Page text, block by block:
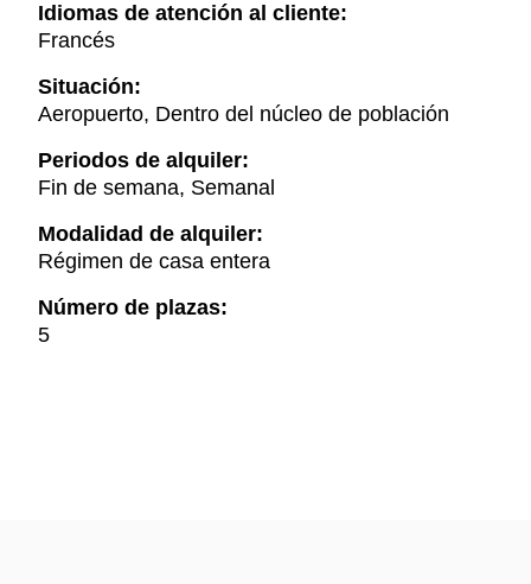
Idiomas de atención al cliente:
Francés
Situación:
Aeropuerto, Dentro del núcleo de población
Periodos de alquiler:
Fin de semana, Semanal
Modalidad de alquiler:
Régimen de casa entera
Número de plazas:
5